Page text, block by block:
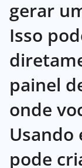
gerar
Isso
painel
onde
Usando
pode